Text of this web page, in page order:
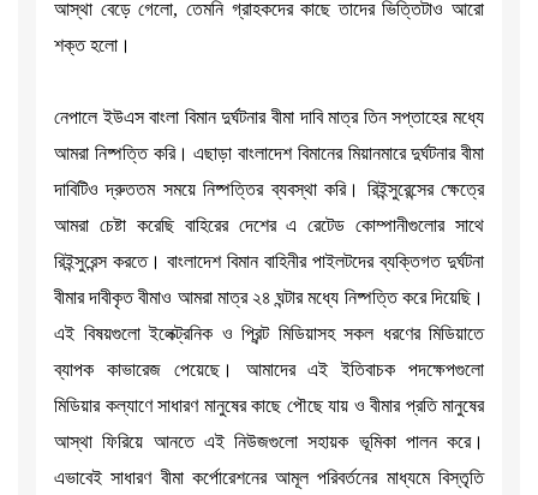
আস্থা বেড়ে গেলো, তেমনি গ্রাহকদের কাছে তাদের ভিত্তিটাও আরো
শক্ত হলো।
নেপালে ইউএস বাংলা বিমান দুর্ঘটনার বীমা দাবি মাত্র তিন সপ্তাহের মধ্যে
আমরা নিষ্পত্তি করি। এছাড়া বাংলাদেশ বিমানের মিয়ানমারে দুর্ঘটনার বীমা
দাবিটিও দ্রুততম সময়ে নিষ্পত্তির ব্যবস্থা করি। রিইন্সুরেন্সের ক্ষেত্রে
আমরা চেষ্টা করেছি বাহিরের দেশের এ রেটেড কোম্পানীগুলোর সাথে
রিইন্সুরেন্স করতে। বাংলাদেশ বিমান বাহিনীর পাইলটদের ব্যক্তিগত দুর্ঘটনা
বীমার দাবীকৃত বীমাও আমরা মাত্র ২৪ ঘন্টার মধ্যে নিষ্পত্তি করে দিয়েছি।
এই বিষয়গুলো ইলেক্ট্রনিক ও প্রিন্ট মিডিয়াসহ সকল ধরণের মিডিয়াতে
ব্যাপক কাভারেজ পেয়েছে। আমাদের এই ইতিবাচক পদক্ষেপগুলো
মিডিয়ার কল্যাণে সাধারণ মানুষের কাছে পৌছে যায় ও বীমার প্রতি মানুষের
আস্থা ফিরিয়ে আনতে এই নিউজগুলো সহায়ক ভূমিকা পালন করে।
এভাবেই সাধারণ বীমা কর্পোরেশনের আমূল পরিবর্তনের মাধ্যমে বিস্তৃতি